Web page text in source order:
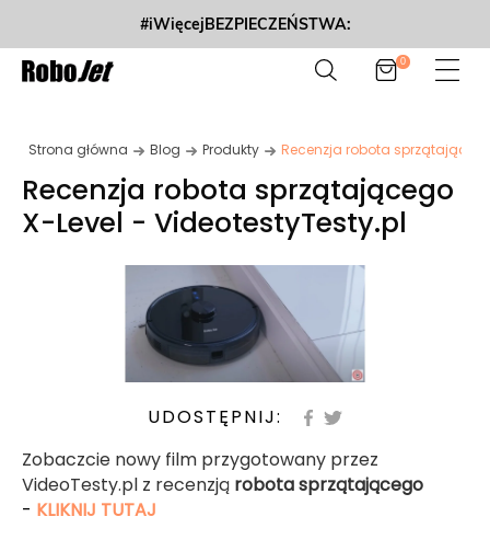
#iWięcejBEZPIECZEŃSTWA:
0
Strona główna Blog Produkty Recenzja robota
Recenzja robota sprzątającego
X-Level - VideotestyTesty.pl
UDOSTĘPNIJ:
Zobaczcie nowy film przygotowany przez
VideoTesty.pl z recenzją robota sprzątającego
- KLIKNIJ TUTAJ